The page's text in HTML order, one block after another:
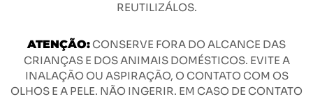
REUTILIZÁLOS.
ATENÇÃO:CONSERVE FORA DO ALCANCE DAS
CRIANÇAS E DOS ANIMAIS DOMÉSTICOS. EVITE A
INALAÇÃO OU ASPIRAÇÃO, O CONTATO COM OS
OLHOS E A PELE. NÃO INGERIR. EM CASO DE CONTATO